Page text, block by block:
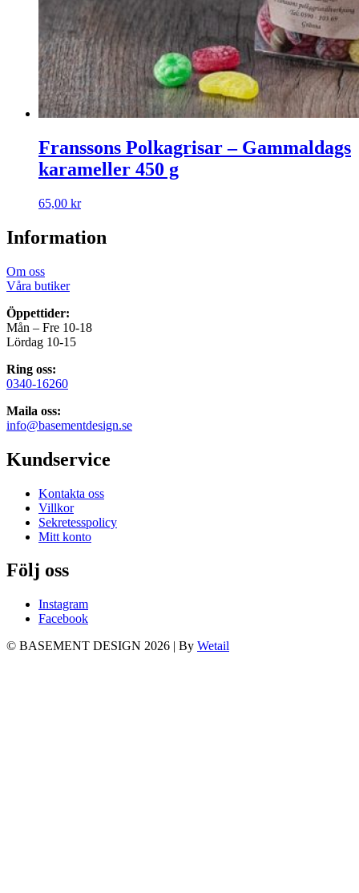
Franssons Polkagrisar – Gammaldags
karameller 450 g
65,00 kr
Information
Om oss
Våra butiker
Öppettider:
Mån – Fre 10-18
Lördag 10-15
Ring oss:
0340-16260
Maila oss:
info@basementdesign.se
Kundservice
Kontakta oss
Villkor
Sekretesspolicy
Mitt konto
Följ oss
Instagram
Facebook
© BASEMENT DESIGN 2026 | By Wetail